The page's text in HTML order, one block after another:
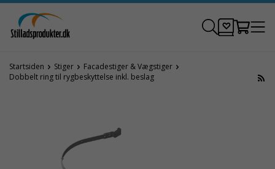
Startsiden Stiger
Facadestiger & Vægstiger
Dobbelt ring til rygbeskyttelse inkl. beslag